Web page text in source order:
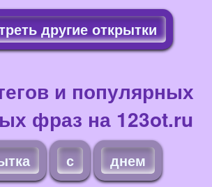
другие открытки
и популярных
фраз на 123ot.ru
с днем